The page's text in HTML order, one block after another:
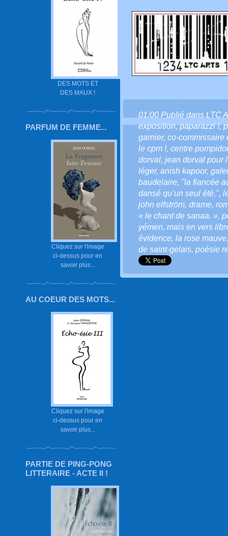
DES MOTS ET
DES MAUX !
PARFUM DE FEMME...
Cliquez sur l'image
ci-dessus pour en
savoir plus...
AU COEUR DES MOTS...
Cliquez sur l'image
ci-dessus pour en
savoir plus...
PARTIE DE PING-PONG
LITTERAIRE - ACTE II !
01:00 Publié dans LTC
exposition,paparazzi !,
garnier, co-commissaire
le cpm !, centre
dorval, jean dorval pour
léger, anish kapoor,
baudelaire, "la fiancée
dansé qu’un seul été.",
john elfström, drame,
« le chant de sanaa. »,
yémen, mais en vers
évidence, la rose mauve
de saint-gelais, poésie